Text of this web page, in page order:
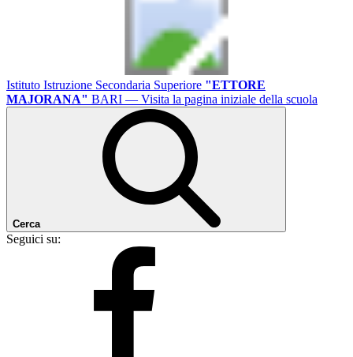
Istituto Istruzione Secondaria Superiore "ETTORE
MAJORANA" BARI — Visita la pagina iniziale della scuola
Cerca
Seguici su: